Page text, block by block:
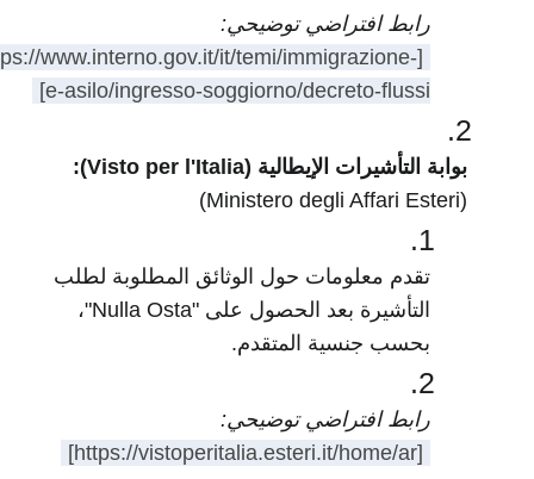
رابط افتراضي توضيحي:
[https://www.interno.gov.it/it/temi/immigrazione-
e-asilo/ingresso-soggiorno/decreto-flussi]
بوابة التأشيرات الإيطالية (Visto per l'Italia):
تقدم معلومات حول الوثائق المطلوبة لطلب
التأشيرة بعد الحصول على "Nulla Osta"،
بحسب جنسية المتقدم.
رابط افتراضي توضيحي: